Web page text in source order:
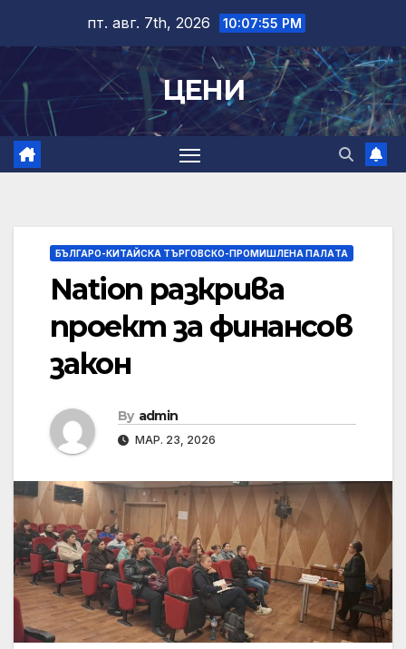
content
пт. авг. 7th, 2026 10:07:55 PM
ЦЕНИ
БЪЛГАРО-КИТАЙСКА ТЪРГОВСКО-ПРОМИШЛЕНА ПАЛAТА
Nation разкрива
проект за финансов
закон
By admin
МАР. 23, 2026